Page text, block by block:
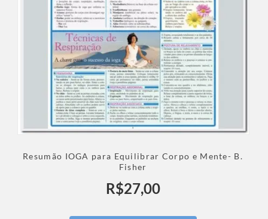
Resumão IOGA para Equilibrar Corpo e Mente- B.
Fisher
R$27,00